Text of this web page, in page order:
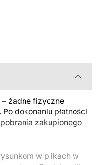
pobraniu. Zalecamy
problemy z zamówieniem,
– żadne fizyczne
dokonaniu płatności
zakupionego
w plikach w